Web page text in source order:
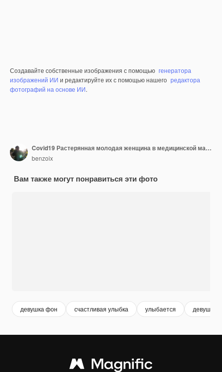
Создавайте собственные изображения с помощью генератора
изображений ИИ и редактируйте их с помощью нашего редактора
фотографий на основе ИИ.
Covid19 Растерянная молодая женщина в медицинской маске пожимает плечами и выглядит невежественной, стоя озадаченной на розовом фоне
benzoix
Вам также могут понравиться эти фото
девушка фон счастливая улыбка улыбается девушка